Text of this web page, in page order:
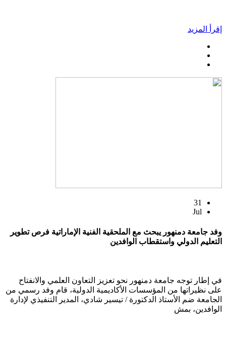
إقرأ المزيد
31
Jul
وفد جامعة دمنهور يبحث مع الملحقية الفنية الإماراتية فرص تطوير
التعليم الدولي واستقطاب الوافدين
في إطار توجه جامعة دمنهور نحو تعزيز التعاون العلمي والانفتاح
على نظيراتها من المؤسسات الأكاديمية الدولية، قام وفد رسمي من
الجامعة ضم الأستاذ الدكتورة / تيسير شادي، المدير التنفيذي لإدارة
الوافدين، بمش